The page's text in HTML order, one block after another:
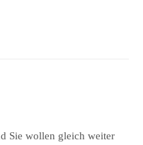
Sie wollen gleich weiter